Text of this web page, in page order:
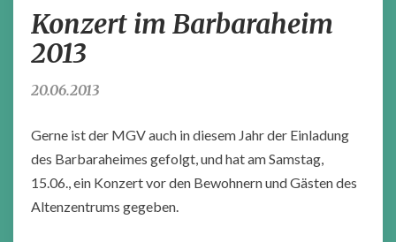
im
Barbaraheim
Konzert im Barbaraheim
2013
20.06.2013
Gerne ist der MGV auch in diesem Jahr der Einladung
des Barbaraheimes gefolgt, und hat am Samstag,
15.06., ein Konzert vor den Bewohnern und Gästen des
Altenzentrums gegeben.